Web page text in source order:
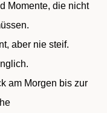
Momente, die nicht
aber nie steif.
am Morgen bis zur